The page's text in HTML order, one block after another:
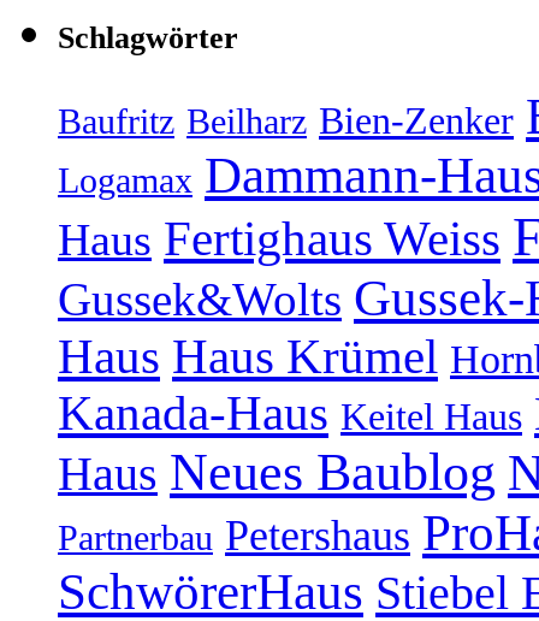
Schlagwörter
Baufritz Beilharz Bien-Zenker
Logamax Dammann-
Haus Fertighaus Weiss
Gussek&Wolts Gussek-
Haus Haus Krümel
Kanada-Haus Keitel Haus
Haus Neues Baublog
Partnerbau Petershaus
SchwörerHaus Stiebel